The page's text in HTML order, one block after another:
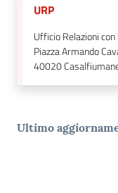
URP
Ufficio Relazioni
Piazza Armando
40020
Ultimo